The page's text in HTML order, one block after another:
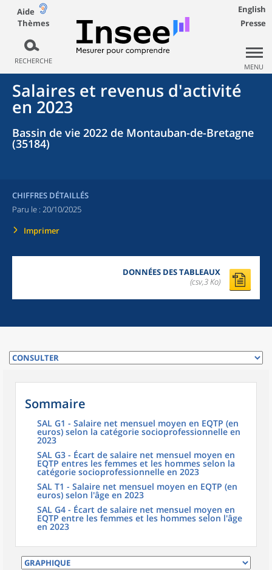
Aide
Thèmes
RECHERCHE
English
Presse
MENU
Salaires et revenus d'activité
en 2023
Bassin de vie 2022 de Montauban-de-Bretagne
(35184)
CHIFFRES DÉTAILLÉS
Paru le : 20/10/2025
Imprimer
DONNÉES DES TABLEAUX
(csv,3 Ko)
Sommaire
SAL G1 - Salaire net mensuel moyen en EQTP (en
euros) selon la catégorie socioprofessionnelle en
2023
SAL G3 - Écart de salaire net mensuel moyen en
EQTP entres les femmes et les hommes selon la
catégorie socioprofessionnelle en 2023
SAL T1 - Salaire net mensuel moyen en EQTP (en
euros) selon l'âge en 2023
SAL G4 - Écart de salaire net mensuel moyen en
EQTP entre les femmes et les hommes selon l'âge
en 2023